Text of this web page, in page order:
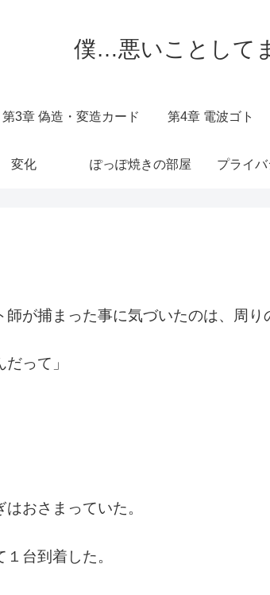
僕…悪いことして
第3章 偽造・変造カード 第4章 電波ゴト
変化 ぽっぽ焼きの部屋 プライ
が捕まった事に気づいたのは、周り
って」
おさまっていた。
台到着した。